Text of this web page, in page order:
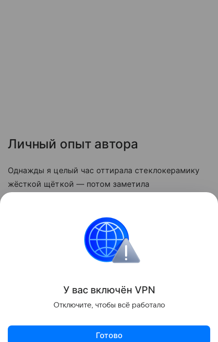
Личный опыт автора
Однажды я целый час оттирала стеклокерамику
жёсткой щёткой — потом заметила
стороной губки и содой. Теперь плита выглядит
опрятно даже после самых «бурных» блюд.
У вас включён VPN
Отключите, чтобы всё работало
Готово